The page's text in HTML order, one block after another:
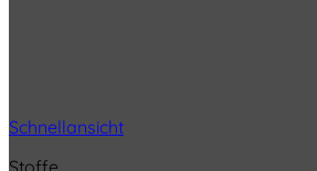
Schnellansicht